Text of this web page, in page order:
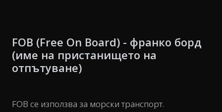
FOB (Free On Board) - франко борд
(име на пристанището на
отпътуване)
FOB се използва за морски транспорт.